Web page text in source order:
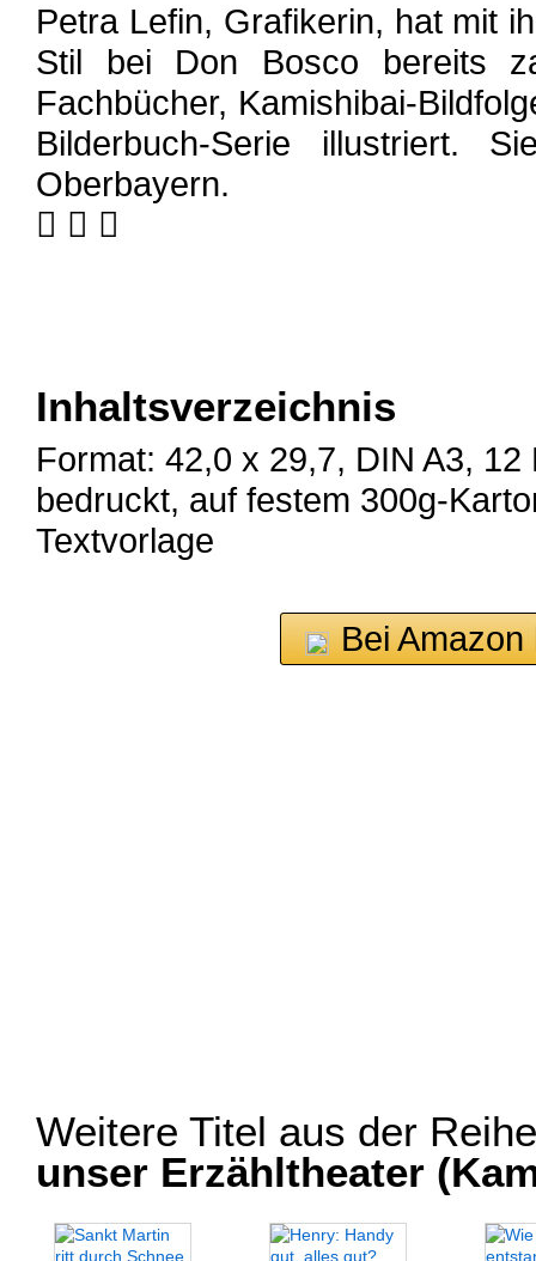
Petra Lefin, Grafikerin, hat mit
Stil bei Don Bosco bereits
Fachbücher, Kamishibai-
Bilderbuch-Serie illustriert.
Oberbayern.
  
Inhaltsverzeichnis
Format: 42,0 x 29,7, DIN A3,
bedruckt, auf festem 300g-
Textvorlage
Bei Amazon
Weitere Titel aus der Reihe
unser Erzähltheater